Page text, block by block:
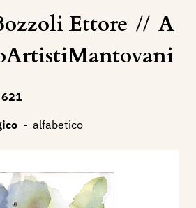
Ettore // A
621
- alfabetico